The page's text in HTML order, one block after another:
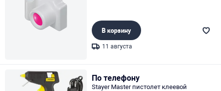
В корзину
11 августа
По телефону
Stayer Master пистолет клеевой